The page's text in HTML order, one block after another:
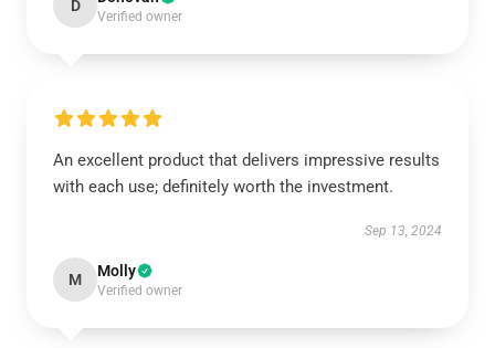
D
Verified owner
An excellent product that delivers impressive results
with each use; definitely worth the investment.
Sep 13, 2024
M Molly
Verified owner